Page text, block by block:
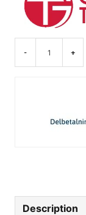
- +
Description